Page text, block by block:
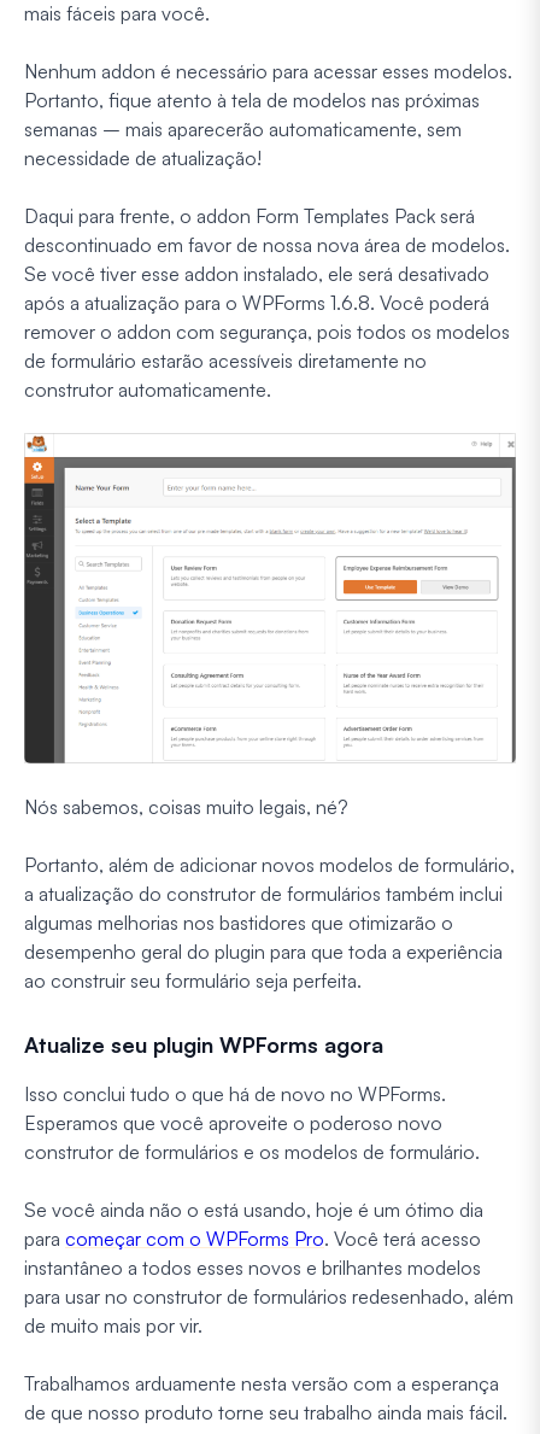
mais fáceis para você.
Nenhum addon é necessário para acessar esses modelos.
Portanto, fique atento à tela de modelos nas próximas
semanas – mais aparecerão automaticamente, sem
necessidade de atualização!
Daqui para frente, o addon Form Templates Pack será
descontinuado em favor de nossa nova área de modelos.
Se você tiver esse addon instalado, ele será desativado
após a atualização para o WPForms 1.6.8. Você poderá
remover o addon com segurança, pois todos os modelos
de formulário estarão acessíveis diretamente no
construtor automaticamente.
Nós sabemos, coisas muito legais, né?
Portanto, além de adicionar novos modelos de formulário,
a atualização do construtor de formulários também inclui
algumas melhorias nos bastidores que otimizarão o
desempenho geral do plugin para que toda a experiência
ao construir seu formulário seja perfeita.
Atualize seu plugin WPForms agora
Isso conclui tudo o que há de novo no WPForms.
Esperamos que você aproveite o poderoso novo
construtor de formulários e os modelos de formulário.
Se você ainda não o está usando, hoje é um ótimo dia
para começar com o WPForms Pro. Você terá acesso
instantâneo a todos esses novos e brilhantes modelos
para usar no construtor de formulários redesenhado, além
de muito mais por vir.
Trabalhamos arduamente nesta versão com a esperança
de que nosso produto torne seu trabalho ainda mais fácil.